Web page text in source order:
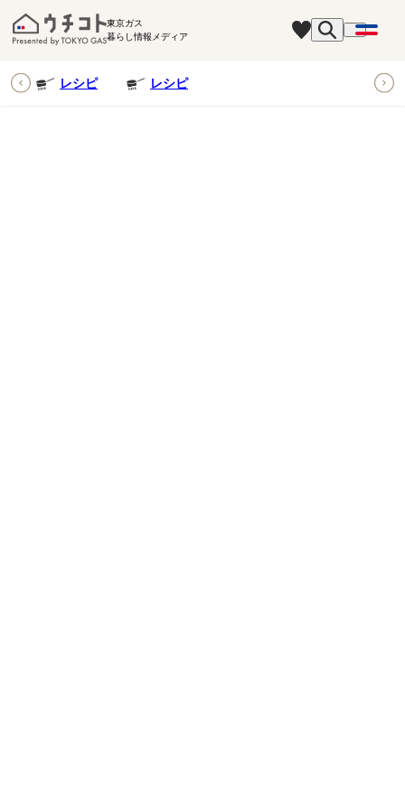
東京ガス
暮らし情報メディア
レシピ レシピ